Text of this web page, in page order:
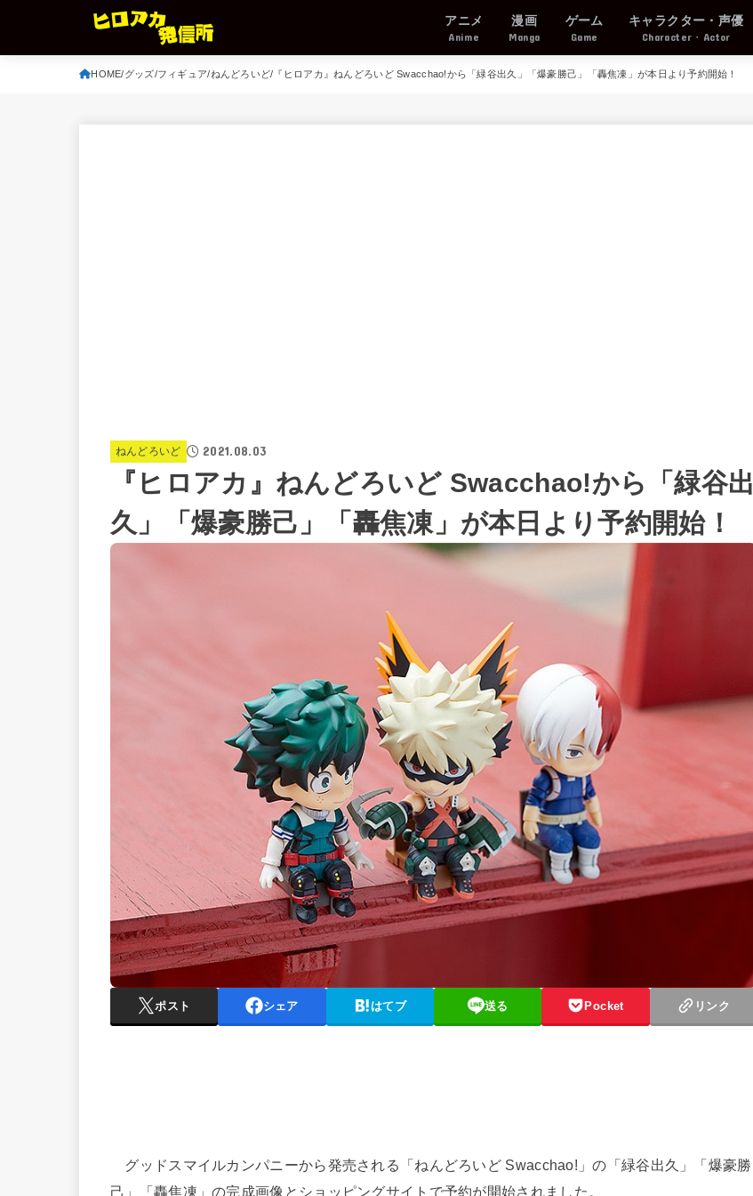
アニメ
Anime
漫画
Manga
ゲーム
Game
キャラクター・声優
Character・Actor
HOME グッズ フィギュア ねんどろいど 『ヒロアカ』ねんどろいど Swacchao!から「緑谷出久」「爆豪勝己」「轟焦凍」が本日より予約開始！
ねんどろいど 2021.08.03
『ヒロアカ』ねんどろいど Swacchao!から「緑谷出
久」「爆豪勝己」「轟焦凍」が本日より予約開始！
ポスト シェア はてブ 送る Pocket リンク
グッドスマイルカンパニーから発売される「ねんどろいど Swacchao!」の「緑谷出久」「爆豪勝
己」「轟焦凍」の完成画像とショッピングサイトで予約が開始されました。